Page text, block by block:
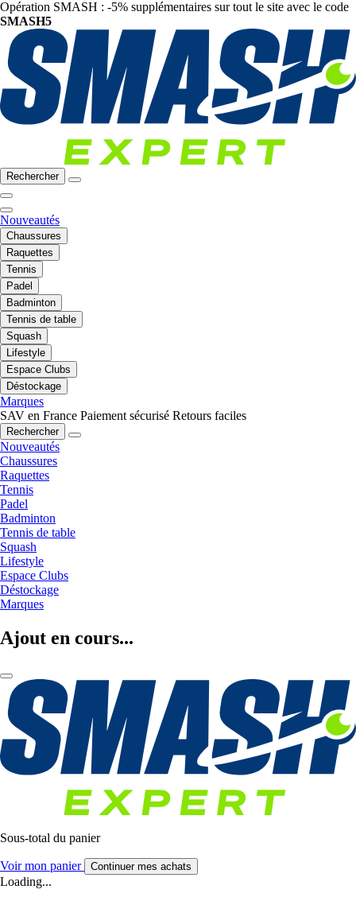
Opération SMASH : -5% supplémentaires sur tout le site avec le code
SMASH5
Rechercher
Nouveautés
Chaussures
Raquettes
Tennis
Padel
Badminton
Tennis de table
Squash
Lifestyle
Espace Clubs
Déstockage
Marques
SAV en France Paiement sécurisé Retours faciles
Rechercher
Nouveautés
Chaussures
Raquettes
Tennis
Padel
Badminton
Tennis de table
Squash
Lifestyle
Espace Clubs
Déstockage
Marques
Ajout en cours...
Sous-total du panier
Voir mon panier Continuer mes achats
Loading...